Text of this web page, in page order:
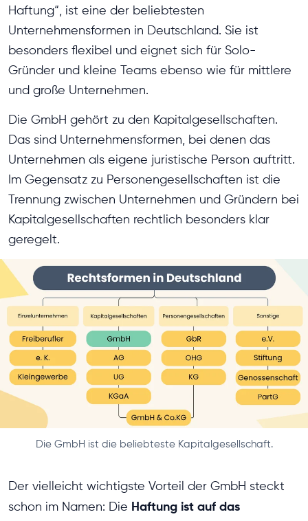
Haftung“, ist eine der beliebtesten
Unternehmensformen in Deutschland. Sie ist
besonders flexibel und eignet sich für Solo-
Gründer und kleine Teams ebenso wie für mittlere
und große Unternehmen.
Die GmbH gehört zu den Kapitalgesellschaften.
Das sind Unternehmensformen, bei denen das
Unternehmen als eigene juristische Person auftritt.
Im Gegensatz zu Personengesellschaften ist die
Trennung zwischen Unternehmen und Gründern bei
Kapitalgesellschaften rechtlich besonders klar
geregelt.
Die GmbH ist die beliebteste Kapitalgesellschaft.
Der vielleicht wichtigste Vorteil der GmbH steckt
schon im Namen: Die Haftung ist auf das